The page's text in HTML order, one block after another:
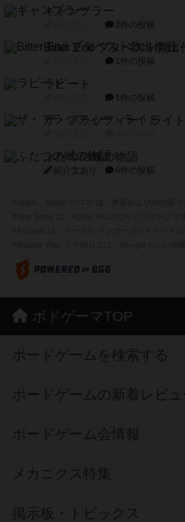
ギャンブラー
2件の投稿
Bitter End ブタペスト救出
1件の投稿
ラピード
1件の投稿
ザ・フラッフィー・ライト
ふたつの城の物語
紹介文あり 6件の投稿
ボドゲーマTOP
ボードゲームを検索する
ボードゲームの新着レビュ
ボードゲーム会情報
メカニクス特集
掲示板・トピックス